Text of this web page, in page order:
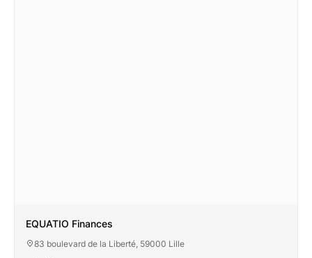
EQUATIO Finances
83 boulevard de la Liberté, 59000 Lille